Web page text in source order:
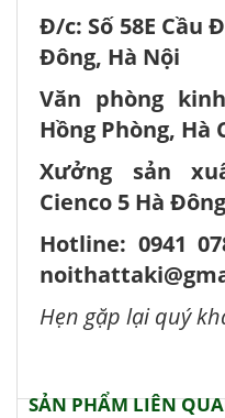
Đ/c: Số 58E Cầu
Đông, Hà Nội
Văn phòng
Hồng Phòng, Hà
Xưởng sản
Cienco 5 Hà Đông
Hotline: 0941
Hẹn gặp lại quý
SẢN PHẨM LIÊN